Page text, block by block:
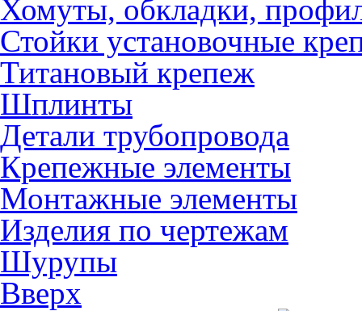
Хомуты, обкладки,
Стойки установочные
Титановый крепеж
Шплинты
Детали трубопровода
Крепежные элементы
Монтажные элементы
Изделия по чертежам
Шурупы
Вверх